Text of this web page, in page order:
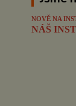
NOVĚ NA
NÁŠ